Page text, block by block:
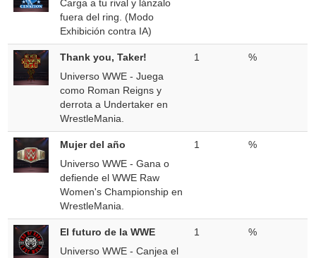
Carga a tu rival y lánzalo
fuera del ring. (Modo
Exhibición contra IA)
Thank you, Taker!
Universo WWE - Juega
como Roman Reigns y
derrota a Undertaker en
WrestleMania.
1 %
Mujer del año
Universo WWE - Gana o
defiende el WWE Raw
Women's Championship en
WrestleMania.
1 %
El futuro de la WWE
Universo WWE - Canjea el
1 %